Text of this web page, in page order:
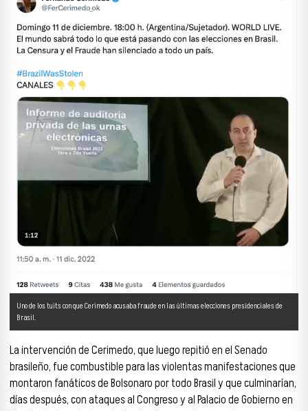
Uno de los tuits con que Cerimedo acusaba fraude en las últimas elecciones presidenciales de
Brasil.
La intervención de Cerimedo, que luego repitió en el Senado
brasileño, fue combustible para las violentas manifestaciones que
montaron fanáticos de Bolsonaro por todo Brasil y que culminarían,
días después, con ataques al Congreso y al Palacio de Gobierno en